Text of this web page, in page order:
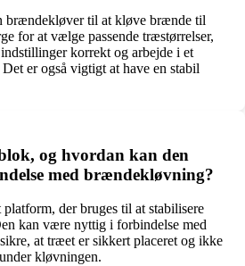
brændekløver til at kløve brænde til
for at vælge passende træstørrelser,
korrekt og arbejde i et
er også vigtigt at have en stabil
og hvordan kan den
med brændekløvning?
der bruges til at stabilisere
kan være nyttig i forbindelse med
at træet er sikkert placeret og ikke
kløvningen.